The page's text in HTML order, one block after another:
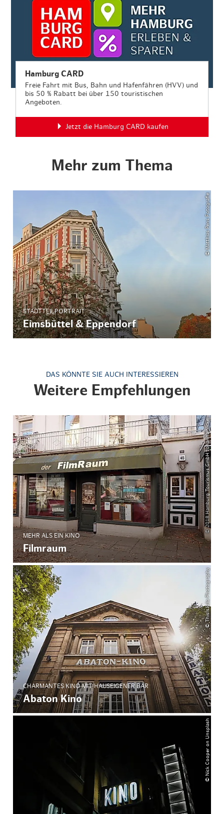
Hamburg CARD
Freie Fahrt mit Bus, Bahn und Hafenfähren (HVV) und
bis 50 % Rabatt bei über 150 touristischen
Angeboten.
Jetzt die Hamburg CARD kaufen
Mehr zum Thema
© Matthias Pens Fotografie
STADTTEILPORTRAIT
Eimsbüttel & Eppendorf
DAS KÖNNTE SIE AUCH INTERESSIEREN
Weitere Empfehlungen
© 2018 Hamburg Tourismus GmbH Johanna Nickel
MEHR ALS EIN KINO
Filmraum
© ThisIsJulia Photography
CHARMANTES KINO MIT HAUSEIGENER BAR
Abaton Kino
© Nick Cooper on Unsplash